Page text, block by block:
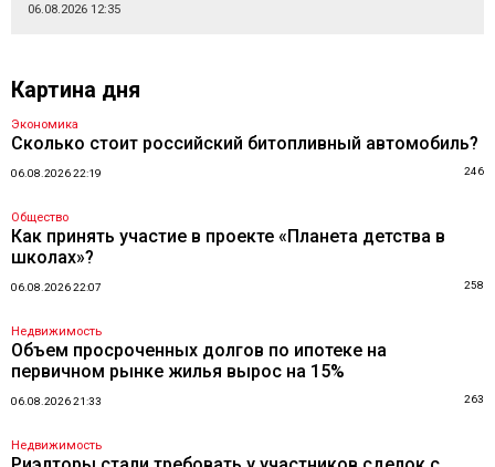
06.08.2026 12:35
Картина дня
Экономика
Сколько стоит российский битопливный автомобиль?
06.08.2026 22:19 246
Общество
Как принять участие в проекте «Планета детства в
школах»?
06.08.2026 22:07 258
Недвижимость
Объем просроченных долгов по ипотеке на
первичном рынке жилья вырос на 15%
06.08.2026 21:33 263
Недвижимость